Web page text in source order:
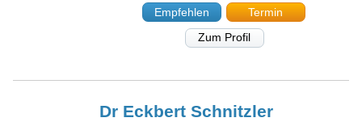
Empfehlen
Termin
Zum Profil
Dr EckbertSchnitzler